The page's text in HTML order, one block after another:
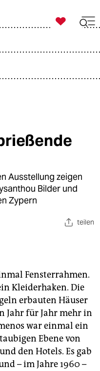

taz zahl ich
Ausstellung zeigen
Bilder und
Zypern
teilen
Fensterrahmen.
Kleiderhaken. Die
erbauten Häuser
Jahr für Jahr mehr in
war einmal ein
Ebene von
den Hotels. Es gab
– im Jahre 1960 –